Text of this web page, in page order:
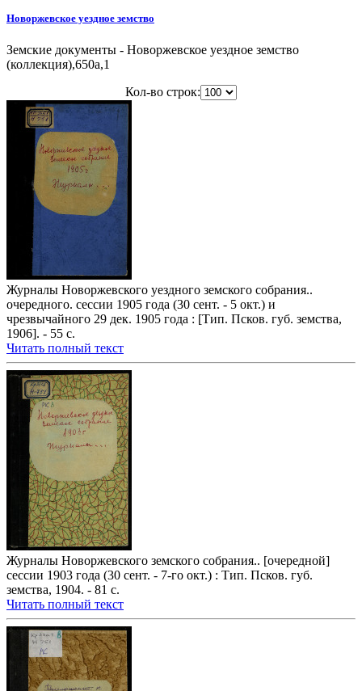
Новоржевское уездное земство
Земские документы - Новоржевское уездное земство
(коллекция),650a,1
Кол-во строк:
Журналы Новоржевского уездного земского собрания..
очередного. сессии 1905 года (30 сент. - 5 окт.) и
чрезвычайного 29 дек. 1905 года : [Тип. Псков. губ. земства,
1906]. - 55 с.
Читать полный текст
Журналы Новоржевского земского собрания.. [очередной]
сессии 1903 года (30 сент. - 7-го окт.) : Тип. Псков. губ.
земства, 1904. - 81 с.
Читать полный текст